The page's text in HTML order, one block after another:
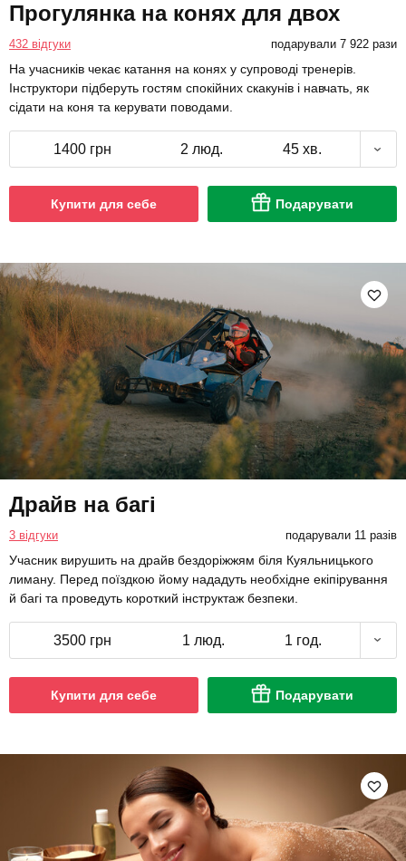
Прогулянка на конях для двох
432 відгуки подарували 7 922 рази
На учасників чекає катання на конях у супроводі тренерів.
Інструктори підберуть гостям спокійних скакунів і навчать, як
сідати на коня та керувати поводами.
1400 грн 2 люд. 45 хв.
Купити для себе Подарувати
Драйв на багі
3 відгуки подарували 11 разів
Учасник вирушить на драйв бездоріжжям біля Куяльницького
лиману. Перед поїздкою йому нададуть необхідне екіпірування
й багі та проведуть короткий інструктаж безпеки.
3500 грн 1 люд. 1 год.
Купити для себе Подарувати